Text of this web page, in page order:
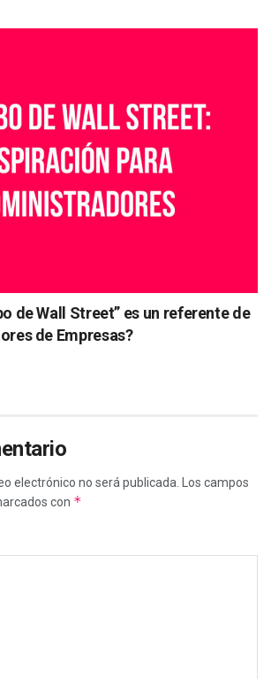
de Wall Street” es un referente de
de Empresas?
electrónico no será publicada.
Los campos
con *